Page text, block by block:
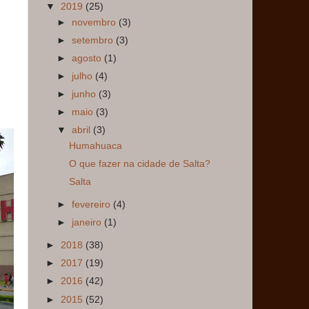
▼ 2019 (25)
► novembro (3)
►setembro (3)
►agosto (1)
► julho (4)
► junho (3)
► maio (3)
▼abril (3)
Humahuaca
O que fazer na cidade de Salta?
Salta
►fevereiro (4)
► janeiro (1)
► 2018 (38)
► 2017 (19)
► 2016 (42)
► 2015 (52)